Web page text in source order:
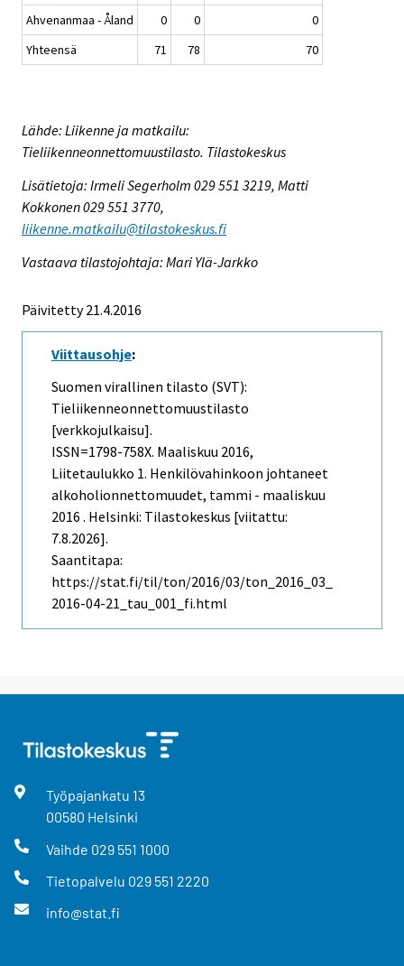
Ahvenanmaa - Åland
0 0
0
Yhteensä
71 78 70
Lähde: Liikenne ja matkailu:
Tieliikenneonnettomuustilasto. Tilastokeskus
Lisätietoja: Irmeli Segerholm 029 551 3219, Matti
Kokkonen 029 551 3770,
liikenne.matkailu@tilastokeskus.fi
Vastaava tilastojohtaja: Mari Ylä-Jarkko
Päivitetty 21.4.2016
Viittausohje:
Suomen virallinen tilasto (SVT):
Tieliikenneonnettomuustilasto
[verkkojulkaisu].
ISSN=1798-758X. Maaliskuu 2016,
Liitetaulukko 1. Henkilövahinkoon johtaneet
alkoholionnettomuudet, tammi - maaliskuu
2016 . Helsinki: Tilastokeskus [viitattu:
7.8.2026].
Saantitapa:
https://stat.fi/til/ton/2016/03/ton_2016_03_
2016-04-21_tau_001_fi.html
Työpajankatu 13
00580 Helsinki
Vaihde 029 551 1000
Tietopalvelu 029 551 2220
info@stat.fi